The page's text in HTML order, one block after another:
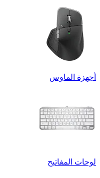
أجهزة الماوس
لوحات المفاتيح